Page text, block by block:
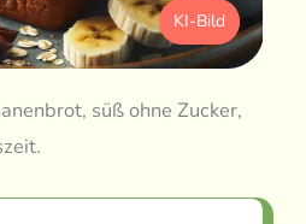
KI-Bild
süß ohne Zucker,